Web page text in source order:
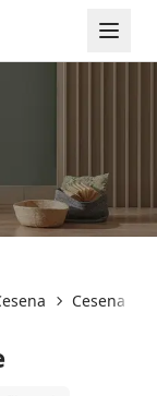
Cesena